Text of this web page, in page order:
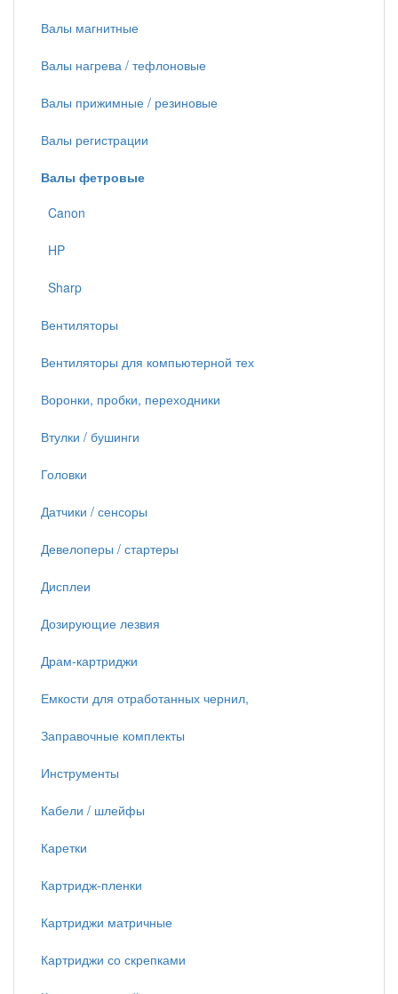
Валы магнитные
Валы нагрева / тефлоновые
Валы прижимные / резиновые
Валы регистрации
Валы фетровые
Canon
HP
Sharp
Вентиляторы
Вентиляторы для компьютерной тех
Воронки, пробки, переходники
Втулки / бушинги
Головки
Датчики / сенсоры
Девелоперы / стартеры
Дисплеи
Дозирующие лезвия
Драм-картриджи
Емкости для отработанных чернил,
Заправочные комплекты
Инструменты
Кабели / шлейфы
Каретки
Картридж-пленки
Картриджи матричные
Картриджи со скрепками